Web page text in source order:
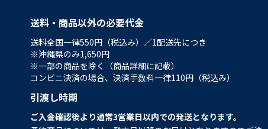
送料・商品以外の必要代金
送料全国一律550円（税込み）／1配送先につき
※沖縄県のみ1,650円
※一部の商品を除く（商品詳細に記載）
コンビニ決済の場合、決済手数料一律110円（税込み）
引渡し時期
ご入金確認後より通常3営業日以内での発送となります。